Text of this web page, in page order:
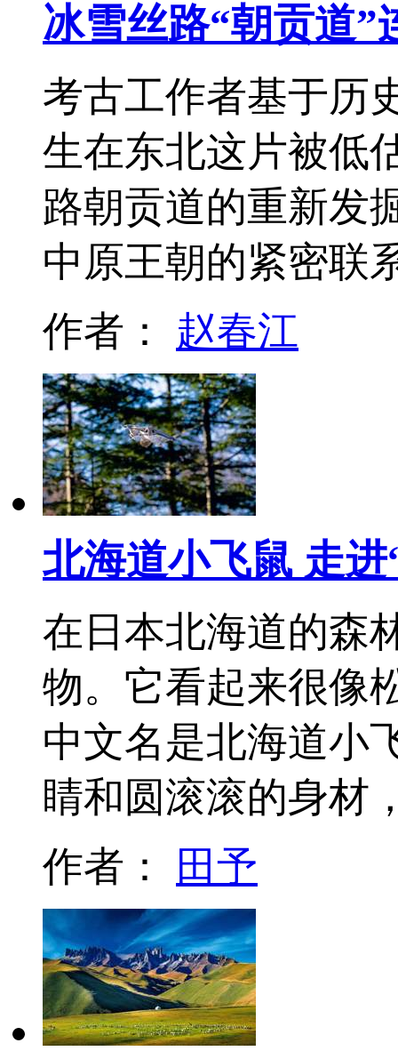
冰雪丝路“朝贡道”
考古工作者基于历
生在东北这片被低
路朝贡道的重新发
中原王朝的紧密
作者： 赵春江
北海道小飞鼠 走
在日本北海道的森
物。它看起来很像
中文名是北海道小
睛和圆滚滚的身
作者：
田予